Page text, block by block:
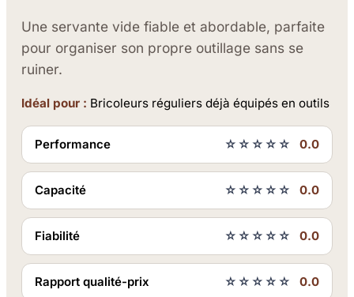
Une servante vide fiable et abordable, parfaite
pour organiser son propre outillage sans se
ruiner.
Idéal pour : Bricoleurs réguliers déjà équipés en outils
Performance ☆☆☆☆☆ 0.0
Capacité ☆☆☆☆☆ 0.0
Fiabilité ☆☆☆☆☆ 0.0
Rapport qualité-prix ☆☆☆☆☆ 0.0